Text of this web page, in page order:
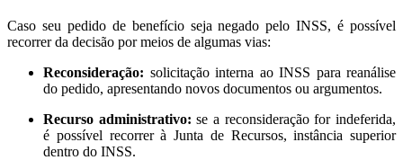
Caso seu pedido de benefício seja negado pelo INSS, é possível
recorrer da decisão por meios de algumas vias:
Reconsideração: solicitação interna ao INSS para reanálise
do pedido, apresentando novos documentos ou argumentos.
Recurso administrativo: se a reconsideração for indeferida,
é possível recorrer à Junta de Recursos, instância superior
dentro do INSS.